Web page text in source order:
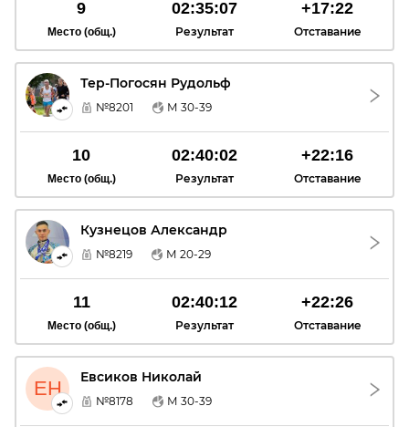
9
Место (общ.)
02:35:07
Результат
+17:22
Отставание
ТР Тер-Погосян Рудольф
№8201 М 30-39
10
Место (общ.)
02:40:02
Результат
+22:16
Отставание
КА Кузнецов Александр
№8219 М 20-29
11
Место (общ.)
02:40:12
Результат
+22:26
Отставание
ЕН Евсиков Николай
№8178 М 30-39